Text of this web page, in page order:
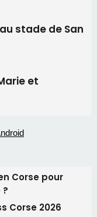
stade de San
et
Corse pour
Corse 2026